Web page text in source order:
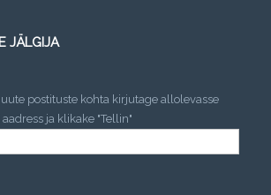
JÄLGIJA
postituste kohta kirjutage allolevasse
ja klikake "Tellin"